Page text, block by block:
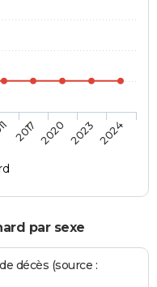
2017 2020 2023 2024
par sexe
décès (source :